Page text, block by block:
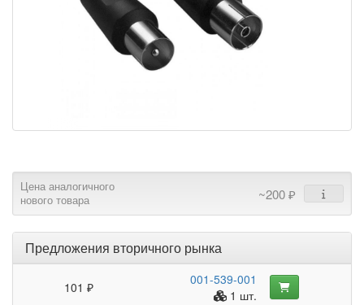
Цена аналогичного
нового товара
~200 ₽
Предложения вторичного рынка
101 ₽
001-539-001
1 шт.